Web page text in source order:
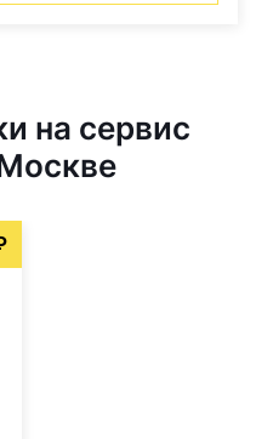
на сервис